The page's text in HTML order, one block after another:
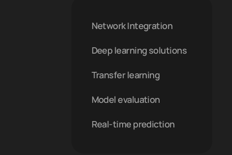
Network Integration
Deep learning solutions
Transfer learning
Model evaluation
Real-time prediction